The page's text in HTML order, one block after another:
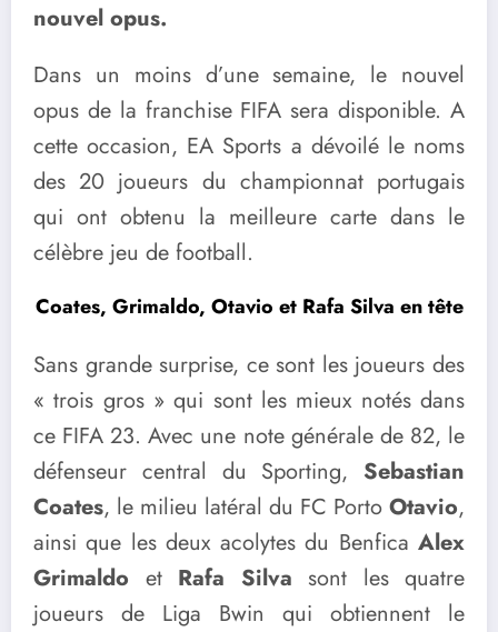
nouvel opus.
Dans un moins d’une semaine, le nouvel
opus de la franchise FIFA sera disponible. A
cette occasion, EA Sports a dévoilé le noms
des 20 joueurs du championnat portugais
qui ont obtenu la meilleure carte dans le
célèbre jeu de football.
Coates, Grimaldo, Otavio et Rafa Silva en tête
Sans grande surprise, ce sont les joueurs des
« trois gros » qui sont les mieux notés dans
ce FIFA 23. Avec une note générale de 82, le
défenseur central du Sporting, Sebastian
Coates, le milieu latéral du FC Porto Otavio,
ainsi que les deux acolytes du Benfica Alex
Grimaldo et Rafa Silva sont les quatre
joueurs de Liga Bwin qui obtiennent le